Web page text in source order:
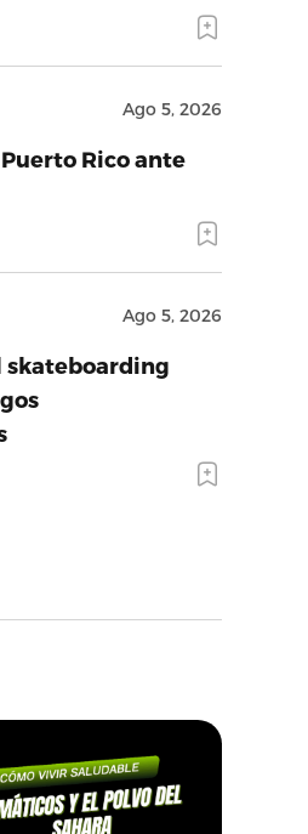
Ago 5, 2026
Rico ante
Ago 5, 2026
skateboarding